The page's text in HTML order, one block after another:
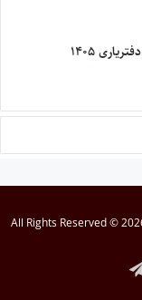
۱۴۰۵
All Rights Reserved ©